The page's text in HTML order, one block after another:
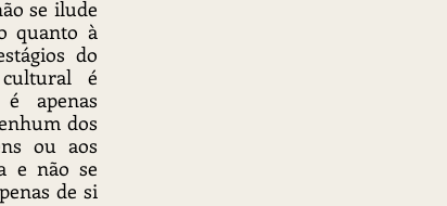
se ilude
quanto à
do
é
apenas
dos
ou aos
e não se
de si